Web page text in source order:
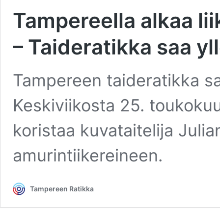
Tampereella alkaa
– Taideratikka saa
Tampereen taideratikka
Keskiviikosta 25.
koristaa kuvataitelija
amurintiikereineen.
Tampereen Ratikka